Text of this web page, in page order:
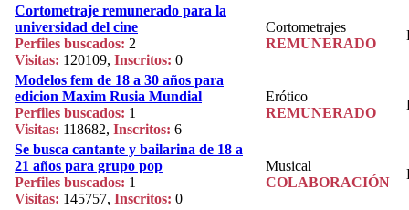
Cortometraje remunerado para la
universidad del cine
Perfiles buscados: 2
Visitas: 120109, Inscritos: 0
Cortometrajes
REMUNERADO
Modelos fem de 18 a 30 años para
edicion Maxim Rusia Mundial
Perfiles buscados: 1
Visitas: 118682, Inscritos: 6
Erótico
REMUNERADO
Se busca cantante y bailarina de 18 a
21 años para grupo pop
Perfiles buscados: 1
Visitas: 145757, Inscritos: 0
Musical
COLABORACIÓN